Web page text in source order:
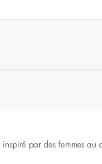
par des femmes au